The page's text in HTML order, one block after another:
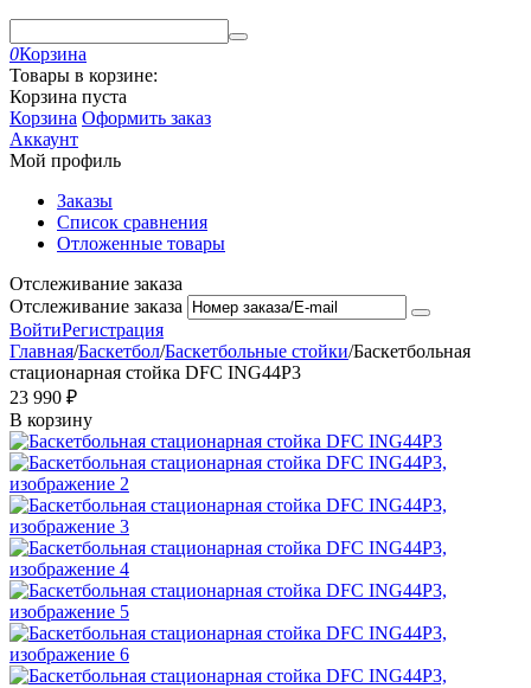
0Корзина
Товары в корзине:
Корзина пуста
Корзина Оформить заказ
Аккаунт
Мой профиль
Заказы
Список сравнения
Отложенные товары
Отслеживание заказа
Отслеживание заказа
ВойтиРегистрация
Главная/Баскетбол/Баскетбольные стойки/Баскетбольная
стационарная стойка DFC ING44P3
23 990 ₽
В корзину